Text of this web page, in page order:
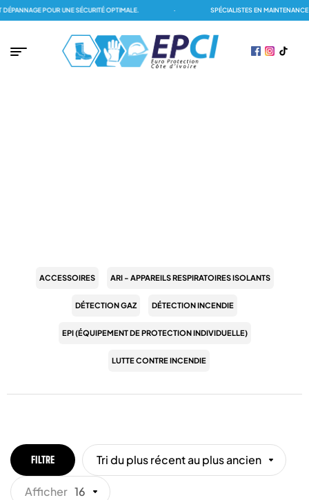
POUR UNE SÉCURITÉ OPTIMALE. SPÉCIALISTES EN MAINTENANCE
ACCESSOIRES ARI - APPAREILS RESPIRATOIRES ISOLANTS
DÉTECTION GAZ DÉTECTION INCENDIE
EPI (ÉQUIPEMENT DE PROTECTION INDIVIDUELLE)
LUTTE CONTRE INCENDIE
FILTRE Tri du plus récent au plus ancien
Afficher 16